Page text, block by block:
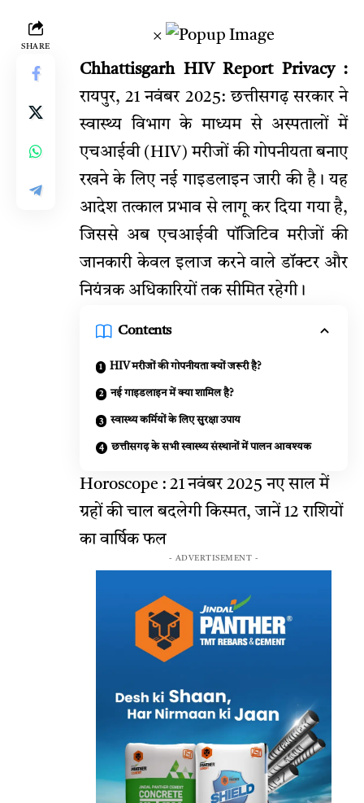
SHARE
×
Chhattisgarh HIV Report Privacy :
रायपुर, 21 नवंबर 2025: छत्तीसगढ़ सरकार ने
स्वास्थ्य विभाग के माध्यम से अस्पतालों में
एचआईवी (HIV) मरीजों की गोपनीयता बनाए
रखने के लिए नई गाइडलाइन जारी की है। यह
आदेश तत्काल प्रभाव से लागू कर दिया गया है,
जिससे अब एचआईवी पॉजिटिव मरीजों की
जानकारी केवल इलाज करने वाले डॉक्टर और
नियंत्रक अधिकारियों तक सीमित रहेगी।
Contents
HIV मरीजों की गोपनीयता क्यों जरूरी है?
नई गाइडलाइन में क्या शामिल है?
स्वास्थ्य कर्मियों के लिए सुरक्षा उपाय
छत्तीसगढ़ के सभी स्वास्थ्य संस्थानों में पालन आवश्यक
Horoscope : 21 नवंबर 2025 नए साल में
ग्रहों की चाल बदलेगी किस्मत, जानें 12 राशियों
का वार्षिक फल
- ADVERTISEMENT -